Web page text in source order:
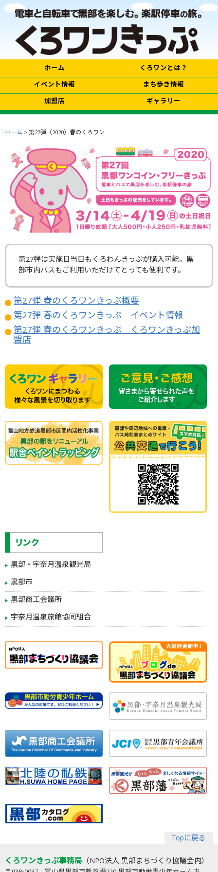
ホーム
くろワンとは？
イベント情報
まち歩き情報
加盟店
ギャラリー
ホーム > 第27弾（2020）春のくろワン
第27弾は実施日当日もくろわんきっぷが購入可能。黒
部市内バスもご利用いただけてとっても便利です。
第27弾 春のくろワンきっぷ概要
第27弾 春のくろワンきっぷ イベント情報
第27弾 春のくろワンきっぷ くろワンきっぷ加
盟店
黒部・宇奈月温泉観光局
黒部市
黒部商工会議所
宇奈月温泉旅館協同組合
Topに戻る
くろワンきっぷ事務局 （NPO法人 黒部まちづくり協議会内）